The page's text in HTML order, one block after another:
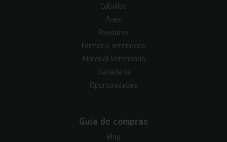
Caballos
Aves
Roedores
Farmacia veterinaria
Material Veterinario
Ganadería
Oportunidades
Guía de compras
Blog